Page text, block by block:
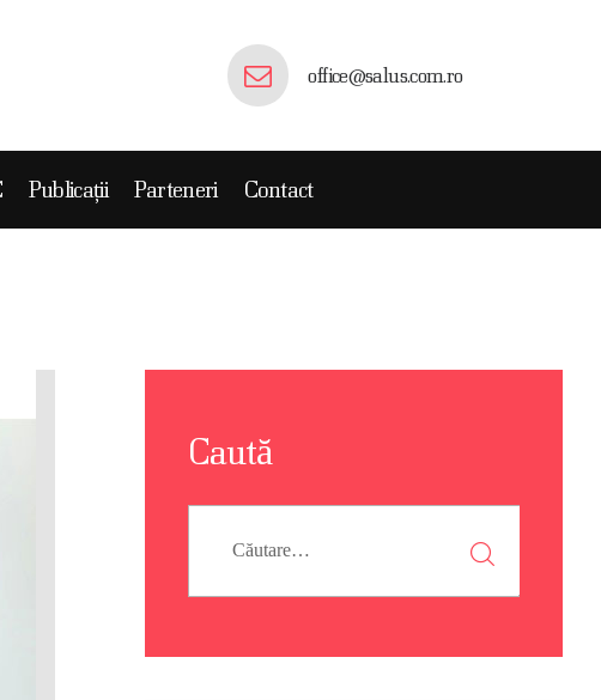
Publicații Parteneri Contact
office@salus.com.ro
beauty din Romania.
Caută
după: